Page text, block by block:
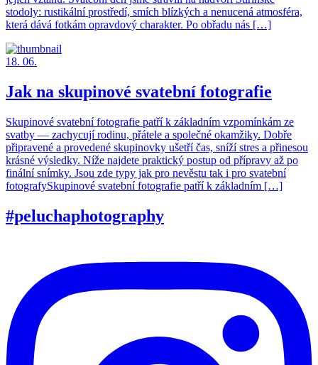
stodoly: rustikální prostředí, smích blízkých a nenucená atmosféra,
která dává fotkám opravdový charakter. Po obřadu nás […]
18. 06.
Jak na skupinové svatební fotografie
Skupinové svatební fotografie patří k základním vzpomínkám ze
svatby — zachycují rodinu, přátele a společné okamžiky. Dobře
připravené a provedené skupinovky ušetří čas, sníží stres a přinesou
krásné výsledky. Níže najdete praktický postup od přípravy až po
finální snímky. Jsou zde typy jak pro nevěstu tak i pro svatební
fotografySkupinové svatební fotografie patří k základním […]
#peluchaphotography